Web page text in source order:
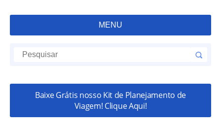
MENU
Baixe Grátis nosso Kit de Planejamento de
Viagem! Clique Aqui!